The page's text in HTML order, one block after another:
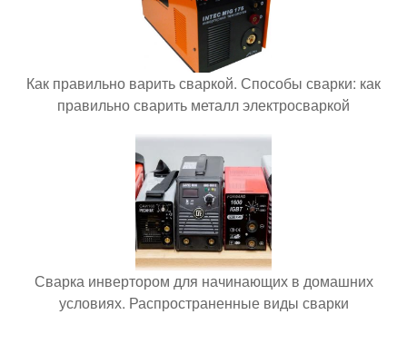
Как правильно варить сваркой. Способы сварки: как
правильно сварить металл электросваркой
Сварка инвертором для начинающих в домашних
условиях. Распространенные виды сварки